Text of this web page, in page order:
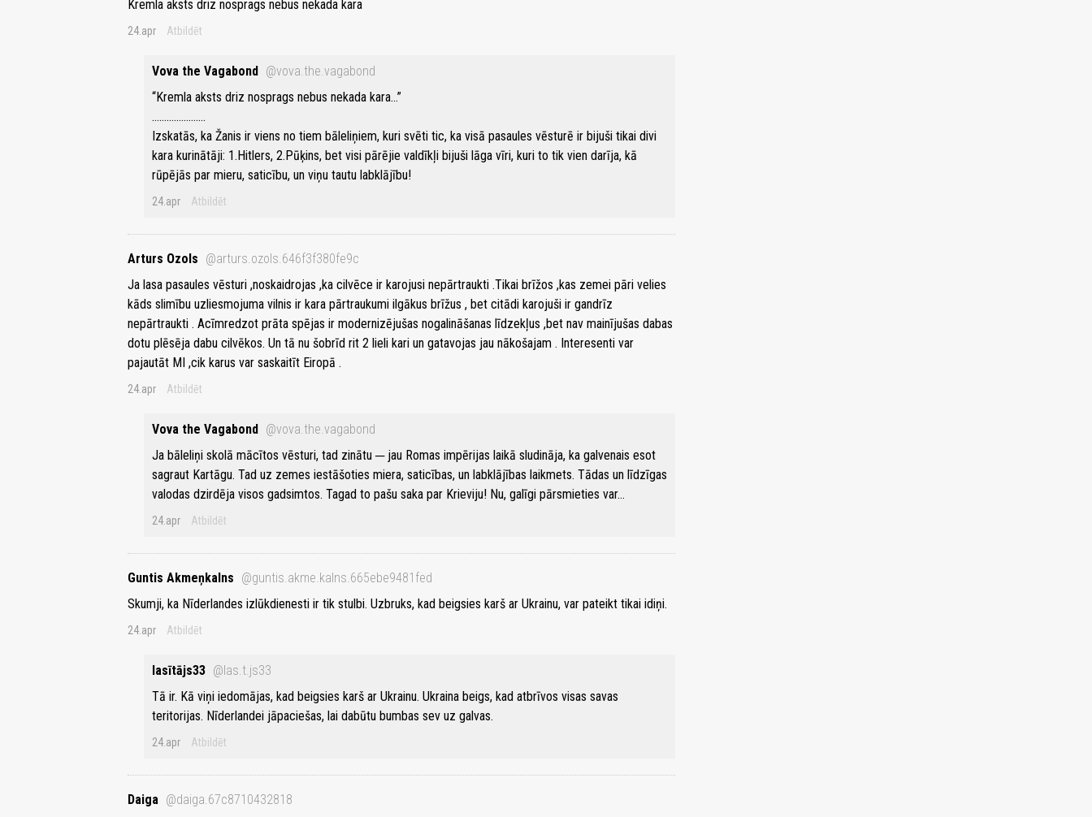
Kremla aksts driz nosprags nebus nekada kara
24.apr Atbildēt
Vova the Vagabond
@vova.the.vagabond
“Kremla aksts driz nosprags nebus nekada kara…”
………………….
Izskatās, ka Žanis ir viens no tiem bāleliņiem, kuri svēti tic, ka visā pasaules vēsturē ir bijuši tikai divi
kara kurinātāji: 1.Hitlers, 2.Pūķins, bet visi pārējie valdīkļi bijuši lāga vīri, kuri to tik vien darīja, kā
rūpējās par mieru, saticību, un viņu tautu labklājību!
24.apr Atbildēt
Arturs Ozols @arturs.ozols.646f3f380fe9c
Ja lasa pasaules vēsturi ,noskaidrojas ,ka cilvēce ir karojusi nepārtraukti .Tikai brīžos ,kas zemei pāri velies
kāds slimību uzliesmojuma vilnis ir kara pārtraukumi ilgākus brīžus , bet citādi karojuši ir gandrīz
nepārtraukti . Acīmredzot prāta spējas ir modernizējušas nogalināšanas līdzekļus ,bet nav mainījušas dabas
dotu plēsēja dabu cilvēkos. Un tā nu šobrīd rit 2 lieli kari un gatavojas jau nākošajam . Interesenti var
pajautāt MI ,cik karus var saskaitīt Eiropā .
24.apr Atbildēt
Vova the Vagabond
@vova.the.vagabond
Ja bāleliņi skolā mācītos vēsturi, tad zinātu ─ jau Romas impērijas laikā sludināja, ka galvenais esot
sagraut Kartāgu. Tad uz zemes iestāšoties miera, saticības, un labklājības laikmets. Tādas un līdzīgas
valodas dzirdēja visos gadsimtos. Tagad to pašu saka par Krieviju! Nu, galīgi pārsmieties var…
24.apr Atbildēt
Guntis Akmeņkalns @guntis.akme.kalns.665ebe9481fed
Skumji, ka Nīderlandes izlūkdienesti ir tik stulbi. Uzbruks, kad beigsies karš ar Ukrainu, var pateikt tikai idiņi.
24.apr Atbildēt
lasītājs33 @las.t.js33
Tā ir. Kā viņi iedomājas, kad beigsies karš ar Ukrainu. Ukraina beigs, kad atbrīvos visas savas
teritorijas. Nīderlandei jāpaciešas, lai dabūtu bumbas sev uz galvas.
24.apr Atbildēt
Daiga @daiga.67c8710432818